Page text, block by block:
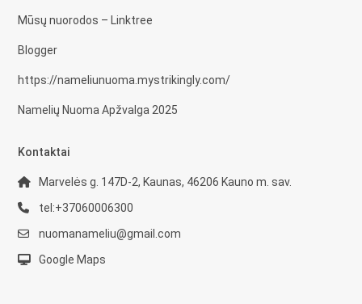
Mūsų nuorodos – Linktree
Blogger
https://nameliunuoma.mystrikingly.com/
Namelių Nuoma Apžvalga 2025
Kontaktai
Marvelės g. 147D-2, Kaunas, 46206 Kauno m. sav.
tel:+37060006300
nuomanameliu@gmail.com
Google Maps